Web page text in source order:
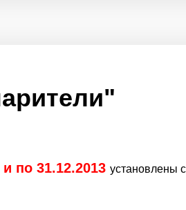
по 31.12.2013 установлены